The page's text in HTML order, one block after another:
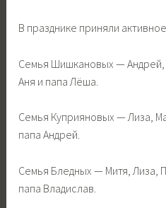
В празднике приняли
Семья Шишкановых — Андрей,
Аня и папа Лёша.
Семья Куприяновых — Лиза,
папа Андрей.
Семья Бледных — Митя, Лиза,
папа Владислав.